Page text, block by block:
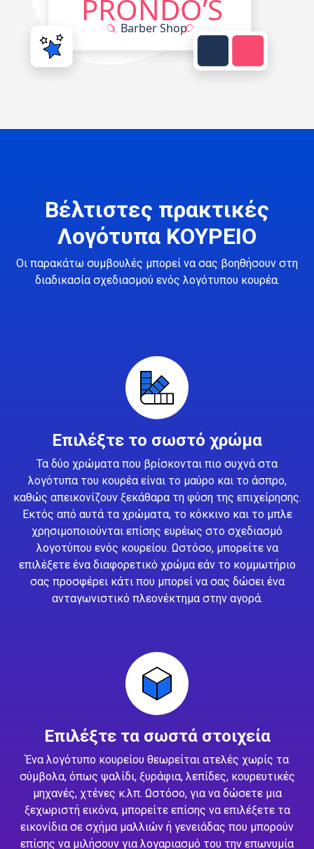
Βέλτιστες πρακτικές
Λογότυπα ΚΟΥΡΕΙΟ
Οι παρακάτω συμβουλές μπορεί να σας βοηθήσουν στη
διαδικασία σχεδιασμού ενός λογότυπου κουρέα.
Επιλέξτε το σωστό χρώμα
Τα δύο χρώματα που βρίσκονται πιο συχνά στα
λογότυπα του κουρέα είναι το μαύρο και το άσπρο,
καθώς απεικονίζουν ξεκάθαρα τη φύση της επιχείρησης.
Εκτός από αυτά τα χρώματα, το κόκκινο και το μπλε
χρησιμοποιούνται επίσης ευρέως στο σχεδιασμό
λογοτύπου ενός κουρείου. Ωστόσο, μπορείτε να
επιλέξετε ένα διαφορετικό χρώμα εάν το κομμωτήριο
σας προσφέρει κάτι που μπορεί να σας δώσει ένα
ανταγωνιστικό πλεονέκτημα στην αγορά.
Επιλέξτε τα σωστά στοιχεία
Ένα λογότυπο κουρείου θεωρείται ατελές χωρίς τα
σύμβολα, όπως ψαλίδι, ξυράφια, λεπίδες, κουρευτικές
μηχανές, χτένες κ.λπ. Ωστόσο, για να δώσετε μια
ξεχωριστή εικόνα, μπορείτε επίσης να επιλέξετε τα
εικονίδια σε σχήμα μαλλιών ή γενειάδας που μπορούν
επίσης να μιλήσουν για λογαριασμό του την επωνυμία